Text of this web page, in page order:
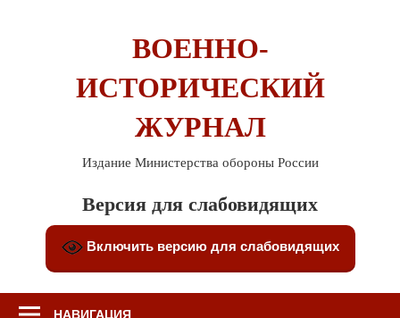
ВОЕННО-
ИСТОРИЧЕСКИЙ
ЖУРНАЛ
Издание Министерства обороны России
Версия для слабовидящих
Включить версию для слабовидящих
НАВИГАЦИЯ